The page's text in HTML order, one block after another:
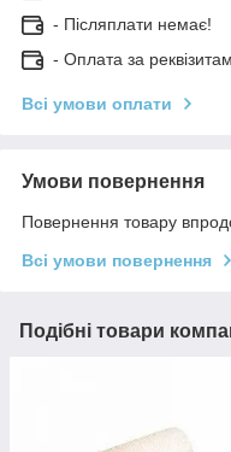
- Післяплати немає!
- Оплата за
Всі умови оплати
Умови повернення
Повернення товару
Всі умови повернення
Подібні товари